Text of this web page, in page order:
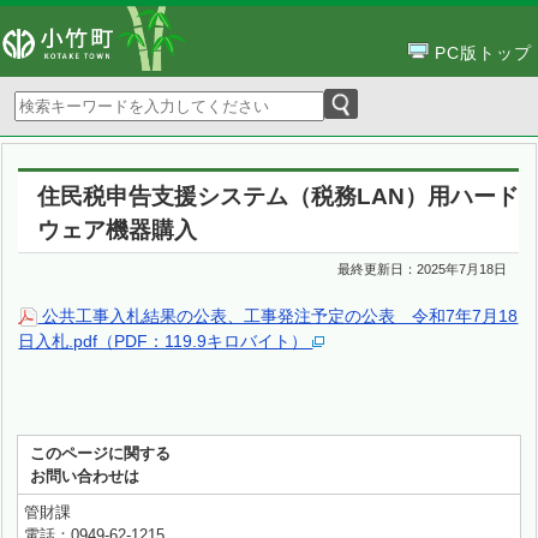
PC版トップ
住民税申告支援システム（税務LAN）用ハード
ウェア機器購入
最終更新日：2025年7月18日
公共工事入札結果の公表、工事発注予定の公表 令和7年7月18
日入札.pdf（PDF：119.9キロバイト）
このページに関する
お問い合わせは
管財課